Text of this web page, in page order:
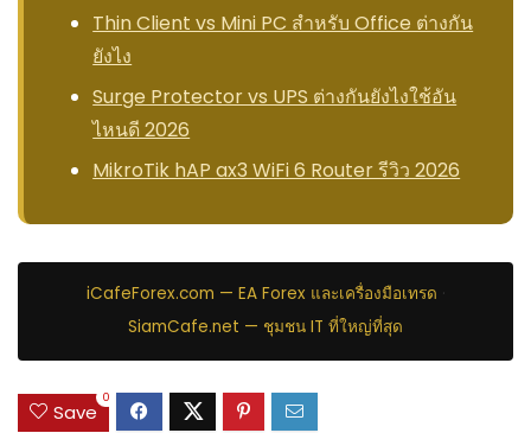
Thin Client vs Mini PC สำหรับ Office ต่างกัน
ยังไง
Surge Protector vs UPS ต่างกันยังไงใช้อัน
ไหนดี 2026
MikroTik hAP ax3 WiFi 6 Router รีวิว 2026
iCafeForex.com — EA Forex และเครื่องมือเทรด ·
SiamCafe.net — ชุมชน IT ที่ใหญ่ที่สุด
Save
0